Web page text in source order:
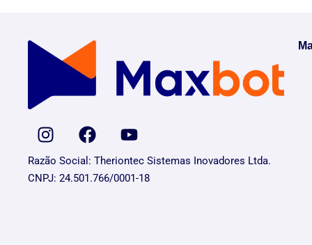
Razão Social: Theriontec Sistemas Inovadores Ltda.
CNPJ: 24.501.766/0001-18